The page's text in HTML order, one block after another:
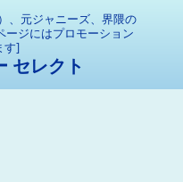
、元ジャニーズ、界隈の
ージにはプロモーション
す]
セレクト